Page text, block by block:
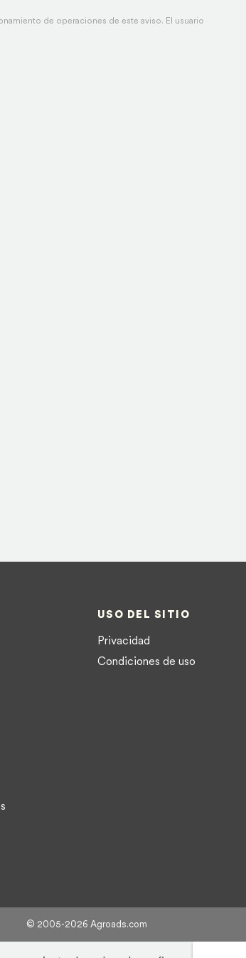
de operaciones de este aviso. El usuario
USO DEL SITIO
Privacidad
Condiciones de uso
© 2005-2026 Agroads.com